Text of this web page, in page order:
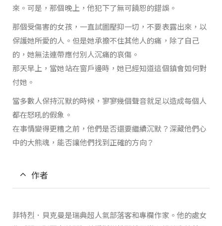
來。可是，那個晚上，他犯下了無可饒恕的錯誤。
那個受傷害的女孩，一直試圖壓抑一切，不要表露出來，以
保護她所愛的人。但是她承擔不住其他人的痛，除了自己
的，她無法連帶應付別人沉痛的哀傷。
那天早上，當她站在窗戶邊時，她已經知道這個鎮會如何對
付她。
當多數人保持沉默的時候，寥寥幾個聲音就足以造成每個人
都在怒吼的假象。
在事情變得更糟之前，他們是否還要繼續沉默？深藏他們心
中的大熊魂，能否讓他們找到正確的方向？
作者
菲特烈．貝克曼是瑞典超人氣部落客和專欄作家。他的處女